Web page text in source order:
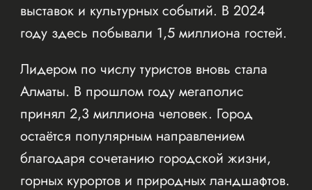
выставок и культурных событий. В 2024
году здесь побывали 1,5 миллиона гостей.
Лидером по числу туристов вновь стала
Алматы. В прошлом году мегаполис
принял 2,3 миллиона человек. Город
остаётся популярным направлением
благодаря сочетанию городской жизни,
горных курортов и природных ландшафтов.